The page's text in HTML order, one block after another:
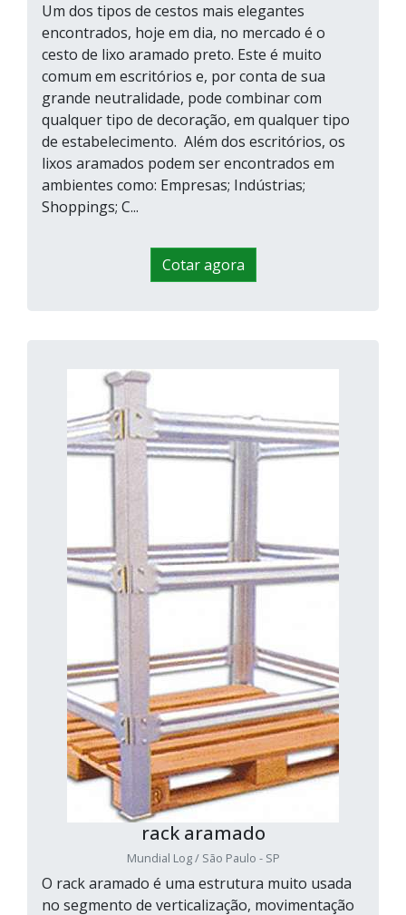
Um dos tipos de cestos mais elegantes
encontrados, hoje em dia, no mercado é o
cesto de lixo aramado preto. Este é muito
comum em escritórios e, por conta de sua
grande neutralidade, pode combinar com
qualquer tipo de decoração, em qualquer tipo
de estabelecimento. Além dos escritórios, os
lixos aramados podem ser encontrados em
ambientes como: Empresas; Indústrias;
Shoppings; C...
Cotar agora
rack aramado
Mundial Log / São Paulo - SP
O rack aramado é uma estrutura muito usada
no segmento de verticalização, movimentação